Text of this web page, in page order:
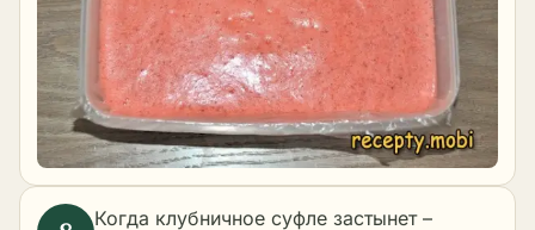
Когда клубничное суфле застынет –